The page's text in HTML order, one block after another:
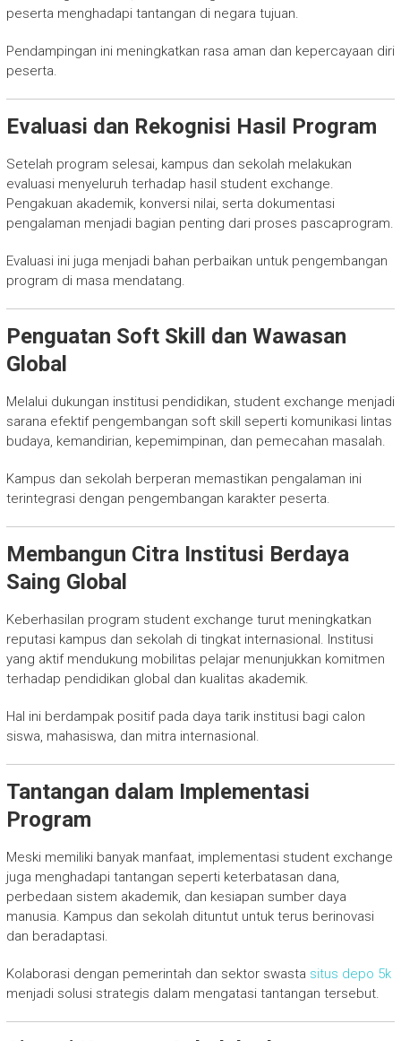
peserta menghadapi tantangan di negara tujuan.
Pendampingan ini meningkatkan rasa aman dan kepercayaan diri
peserta.
Evaluasi dan Rekognisi Hasil Program
Setelah program selesai, kampus dan sekolah melakukan
evaluasi menyeluruh terhadap hasil student exchange.
Pengakuan akademik, konversi nilai, serta dokumentasi
pengalaman menjadi bagian penting dari proses pascaprogram.
Evaluasi ini juga menjadi bahan perbaikan untuk pengembangan
program di masa mendatang.
Penguatan Soft Skill dan Wawasan
Global
Melalui dukungan institusi pendidikan, student exchange menjadi
sarana efektif pengembangan soft skill seperti komunikasi lintas
budaya, kemandirian, kepemimpinan, dan pemecahan masalah.
Kampus dan sekolah berperan memastikan pengalaman ini
terintegrasi dengan pengembangan karakter peserta.
Membangun Citra Institusi Berdaya
Saing Global
Keberhasilan program student exchange turut meningkatkan
reputasi kampus dan sekolah di tingkat internasional. Institusi
yang aktif mendukung mobilitas pelajar menunjukkan komitmen
terhadap pendidikan global dan kualitas akademik.
Hal ini berdampak positif pada daya tarik institusi bagi calon
siswa, mahasiswa, dan mitra internasional.
Tantangan dalam Implementasi
Program
Meski memiliki banyak manfaat, implementasi student exchange
juga menghadapi tantangan seperti keterbatasan dana,
perbedaan sistem akademik, dan kesiapan sumber daya
manusia. Kampus dan sekolah dituntut untuk terus berinovasi
dan beradaptasi.
Kolaborasi dengan pemerintah dan sektor swasta situs depo 5k
menjadi solusi strategis dalam mengatasi tantangan tersebut.